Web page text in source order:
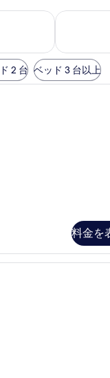
をチェック明日 8月 7
2 台 ベッド 3 台以上
1 室のベッドルーム、エジ
料金を
1 室のベッドルーム、エジ